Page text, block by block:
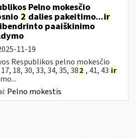
Pelno mokesčio
2 dalies pakeitimo...ir
paaiškinimo
11-19
Respublikos pelno mokesčio
18, 30, 33, 34, 35, 382 , 41, 43 ir
Pelno mokestis